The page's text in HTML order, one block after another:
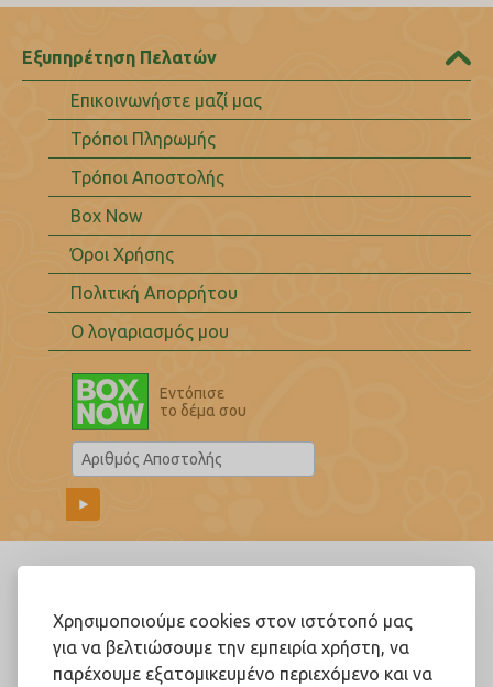
Χρησιμοποιούμε cookies στον ιστότοπό μας
για να βελτιώσουμε την εμπειρία χρήστη, να
παρέχουμε εξατομικευμένο περιεχόμενο και να
Εξυπηρέτηση Πελατών
Επικοινωνήστε μαζί μας
Τρόποι Πληρωμής
Τρόποι Αποστολής
Box Now
Όροι Χρήσης
Πολιτική Απορρήτου
Ο λογαριασμός μου
Εντόπισε
το δέμα σου
Ακολουθήστε μας!